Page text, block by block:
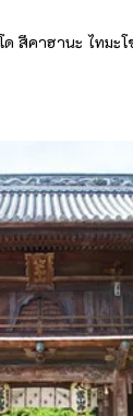
สึคาฮานะ ไทมะโ